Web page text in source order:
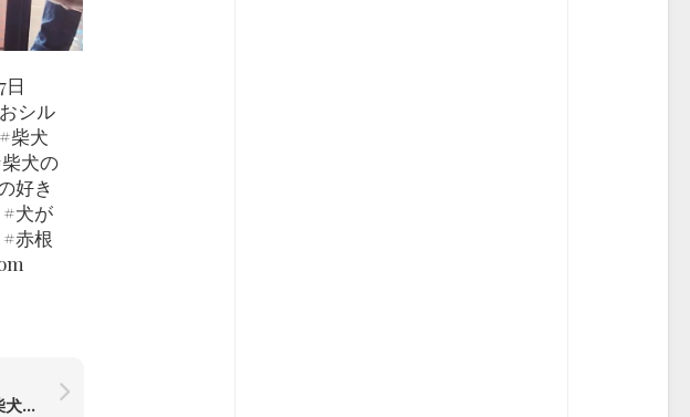
日
シル
柴犬
犬の
好き
犬が
赤根
柴犬なお(3歳 and 331日)#柴犬#柴犬のいる暮らし #赤根川辰巳荘出身 – from Instagram